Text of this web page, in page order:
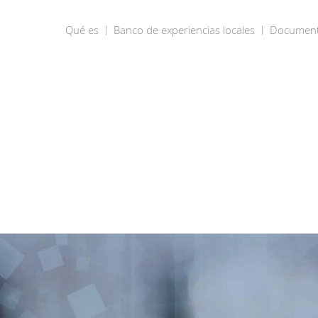
Qué es Banco de experiencias locales